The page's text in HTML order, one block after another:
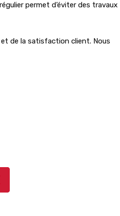
permet d’éviter des travaux
de la satisfaction client. Nous